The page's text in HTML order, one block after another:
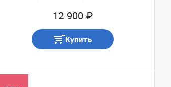
12 900 ₽
Купить